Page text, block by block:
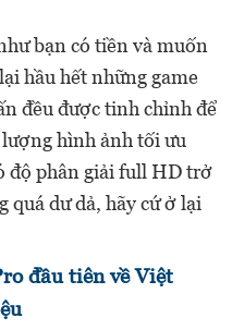
bạn có tiền và muốn
hầu hết những game
đều được tinh chỉnh để
hình ảnh tối ưu
độ phân giải full HD trở
quá dư dả, hãy cứ ở lại
đầu tiên về Việt